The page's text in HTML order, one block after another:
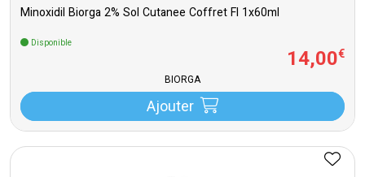
Minoxidil Biorga 2% Sol Cutanee Coffret Fl 1x60ml
Disponible
14,00€
BIORGA
Ajouter